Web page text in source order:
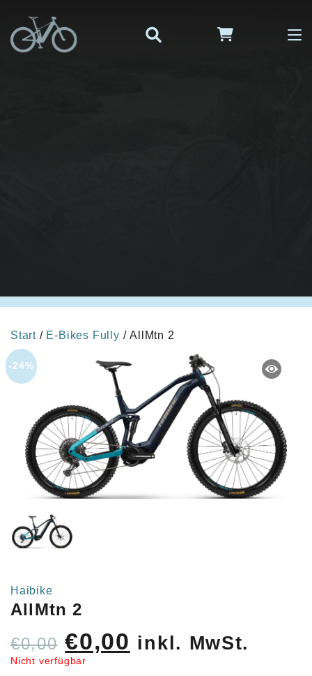
Start / E-Bikes Fully / AllMtn 2
-24%
Haibike
AllMtn 2
€0,00 Ursprünglicher
Preis
€0,00 Aktueller
Preis
inkl. MwSt.
Nicht verfügbar